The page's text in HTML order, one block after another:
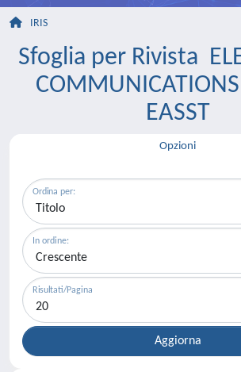
IRIS
Sfoglia per Rivista
EASST
Opzioni
Ordina per:
In ordine:
Risultati/Pagina